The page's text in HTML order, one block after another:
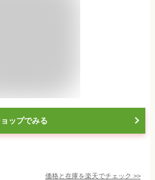
ップでみる
価格と在庫を楽天でチェック >>